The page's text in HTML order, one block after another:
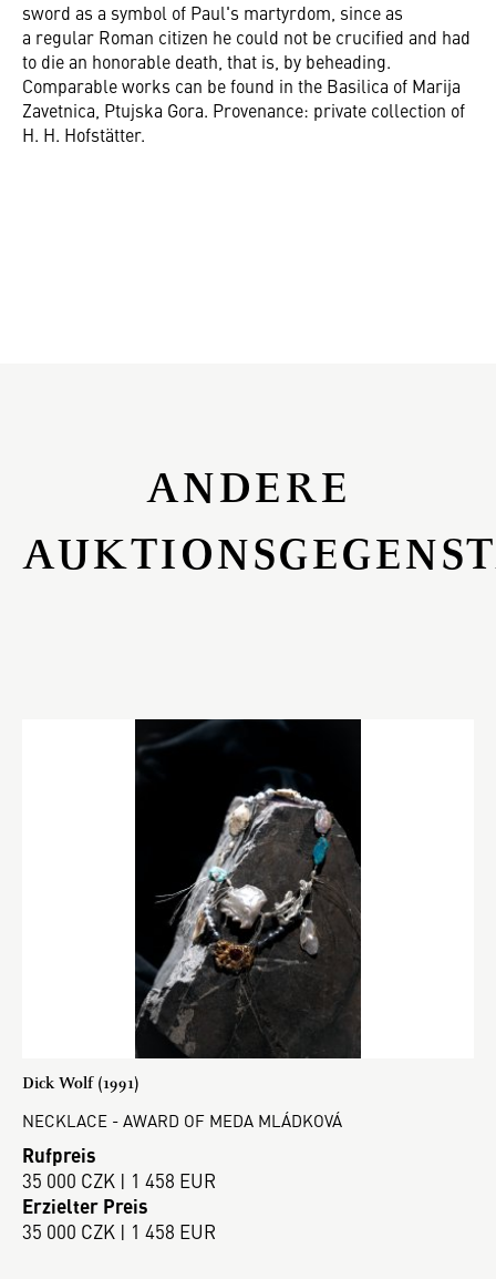
sword as a symbol of Paul's martyrdom, since as
a regular Roman citizen he could not be crucified and had
to die an honorable death, that is, by beheading.
Comparable works can be found in the Basilica of Marija
Zavetnica, Ptujska Gora. Provenance: private collection of
H. H. Hofstätter.
ANDERE
Dick Wolf (1991)
NECKLACE - AWARD OF MEDA MLÁDKOVÁ
Rufpreis
35 000 CZK | 1 458 EUR
Erzielter Preis
35 000 CZK | 1 458 EUR